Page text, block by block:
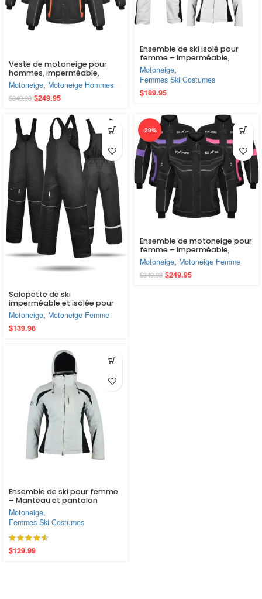
Veste de motoneige pour
hommes, imperméable,
coupe-vent et isolée –
Vêtement d’hiver robuste
pour la planche à neige, le ski
Motoneige, Motoneige Hommes
$349.98 $249.95
Ensemble de ski isolé pour
femme – Imperméable,
coupe-vent et prêt pour la
montagne
Motoneige,
Femmes Ski Costumes
$189.95
Salopette de ski
imperméable et isolée pour
femme Escape, avec poches
et pantalon de planche à
neige ajustable.
Motoneige, Motoneige Femme
$139.98
-29%
Ensemble de motoneige pour
femme – Imperméable,
coupe-vent, isolé pour la
planche à neige et les sports
d’hiver
Motoneige, Motoneige Femme
$349.98 $249.95
Ensemble de ski pour femme
– Manteau et pantalon
(EM10387)
Motoneige,
Femmes Ski Costumes
$129.99